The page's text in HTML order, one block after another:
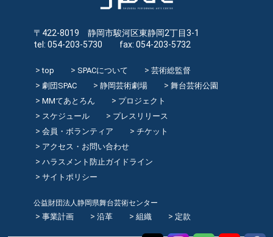
〒422-8019 静岡市駿河区東静岡2丁目3-1
tel: 054-203-5730 fax: 054-203-5732
top SPACについて
芸術総監督
劇団SPAC
静岡芸術劇場
舞台芸術公園
MMてあとろん
プロジェクト
スケジュール
プレスリリース
会員・ボランティア
チケット
アクセス・お問い合わせ
ハラスメント防止ガイドライン
サイトポリシー
公益財団法人静岡県舞台芸術センター
事業計画 沿革 組織 定款